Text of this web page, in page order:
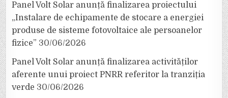
Panel Volt Solar anunță finalizarea proiectului
„Instalare de echipamente de stocare a energiei
produse de sisteme fotovoltaice ale persoanelor
fizice” 30/06/2026
Panel Volt Solar anunță finalizarea activităților
aferente unui proiect PNRR referitor la tranziția
verde 30/06/2026